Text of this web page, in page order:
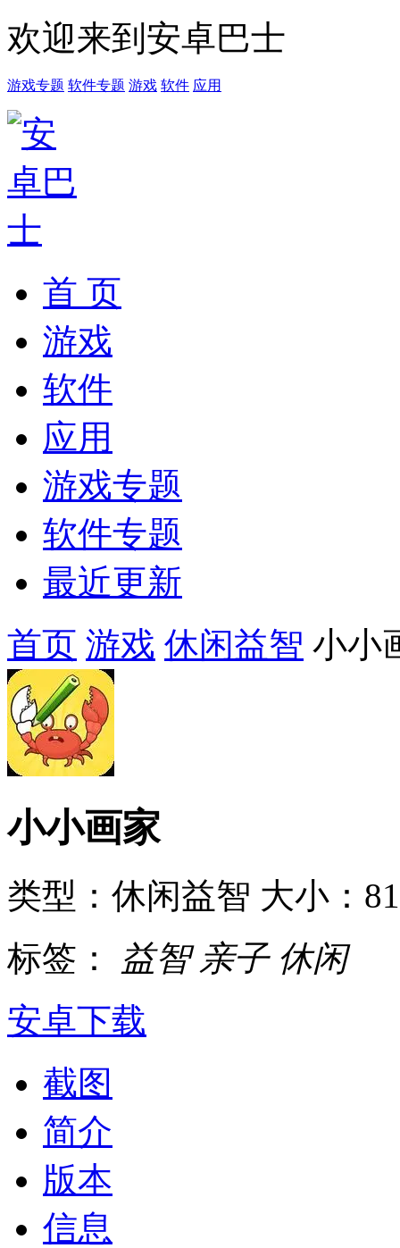
欢迎来到安卓巴士
游戏专题 软件专题 游戏 软件 应用
首 页
游戏
软件
应用
游戏专题
软件专题
最近更新
首页 游戏 休闲益智 小小
小小画家
类型：休闲益智 大小：
标签： 益智 亲子 休闲
安卓下载
截图
简介
版本
信息